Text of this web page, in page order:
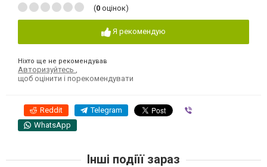
(0 оцінок)
Я рекомендую
Ніхто ще не рекомендував
Авторизуйтесь
щоб оцінити і порекомендувати
Reddit Telegram
WhatsApp
Інші подіїї зараз